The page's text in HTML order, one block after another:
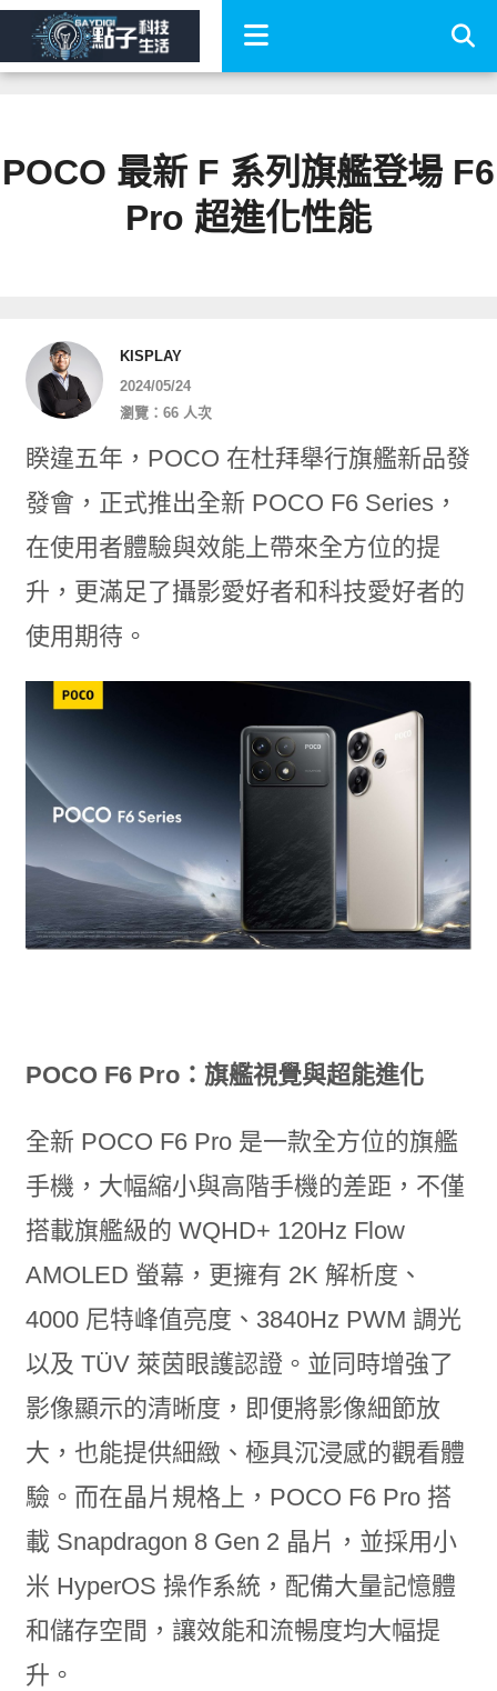
POCO 最新 F 系列旗艦登場 F6
Pro 超進化性能
KISPLAY
2024/05/24
瀏覽：66 人次
睽違五年，POCO 在杜拜舉行旗艦新品發
發會，正式推出全新 POCO F6 Series，
在使用者體驗與效能上帶來全方位的提
升，更滿足了攝影愛好者和科技愛好者的
使用期待。
POCO F6 Pro：旗艦視覺與超能進化
全新 POCO F6 Pro 是一款全方位的旗艦
手機，大幅縮小與高階手機的差距，不僅
搭載旗艦級的 WQHD+ 120Hz Flow
AMOLED 螢幕，更擁有 2K 解析度、
4000 尼特峰值亮度、3840Hz PWM 調光
以及 TÜV 萊茵眼護認證。並同時增強了
影像顯示的清晰度，即便將影像細節放
大，也能提供細緻、極具沉浸感的觀看體
驗。而在晶片規格上，POCO F6 Pro 搭
載 Snapdragon 8 Gen 2 晶片，並採用小
米 HyperOS 操作系統，配備大量記憶體
和儲存空間，讓效能和流暢度均大幅提
升。